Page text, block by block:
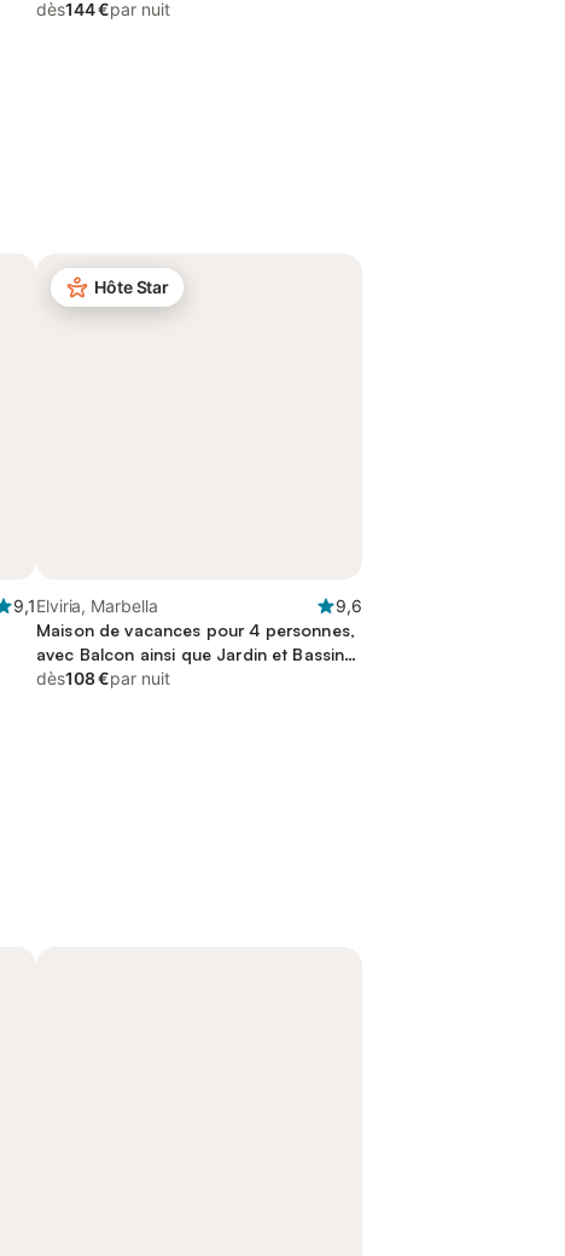
dès144 €par nuit
9,1
Hôte Star
Elviria, Marbella
9,6
Maison de vacances pour 4 personnes,
avec Balcon ainsi que Jardin et Bassin
pour enfant
dès108 €par nuit